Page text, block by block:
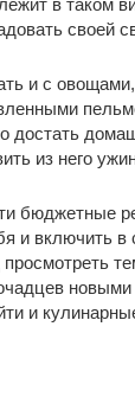
в таком
своей
и с
достать
из него
бюджетные
и включить в
и